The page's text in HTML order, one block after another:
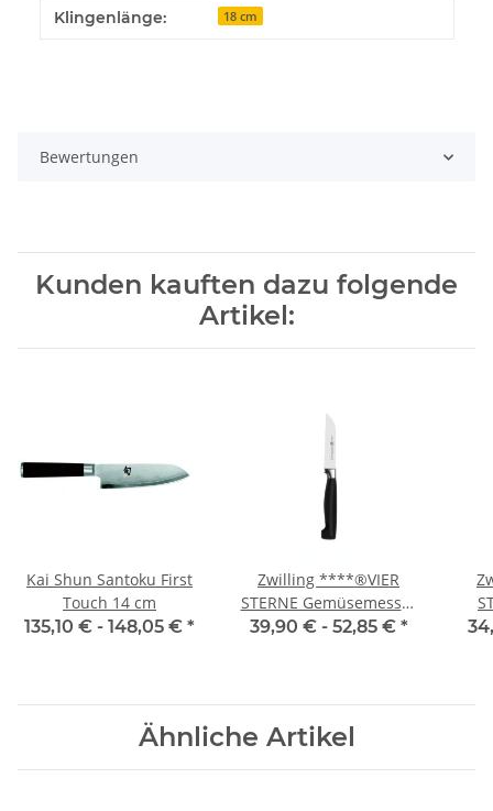
Produkteigenschaft
Wert
Klingenlänge: 18 cm
Bewertungen
Kunden kauften dazu folgende
Artikel:
Kai Shun Santoku First
Touch 14 cm
135,10 € - 148,05 € *
Zwilling ****®VIER
STERNE Gemüsemesser
8 cm
39,90 € - 52,85 € *
Ähnliche Artikel